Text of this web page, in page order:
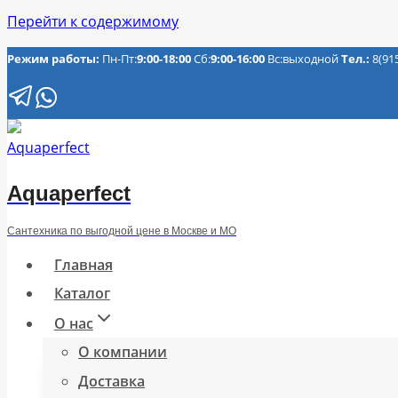
Перейти к содержимому
Режим работы: Пн-Пт:9:00-18:00Сб:9:00-16:00 Вс:выходнойТел.:
Aquaperfect
Сантехника по выгодной цене в Москве и МО
Главная
Каталог
О нас
О компании
Доставка